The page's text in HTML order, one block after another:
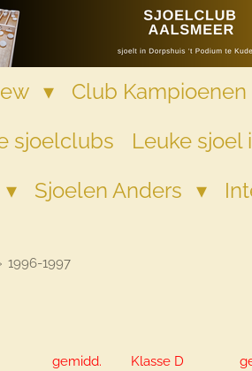
Club Kampioenen
sjoelclubs Leuke sjoel
Sjoelen Anders
1996-1997
gemidd. Klasse D